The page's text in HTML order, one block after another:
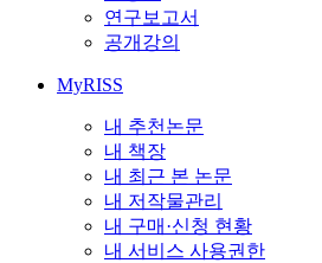
연구보고서
공개강의
MyRISS
내 추천논문
내 책장
내 최근 본 논문
내 저작물관리
내 구매·신청 현황
내 서비스 사용권한